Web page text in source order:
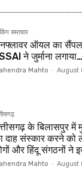
समाचार
ऑयल का
ने जुर्माना लगाया…
Mahto - August
के बिलासपुर में
दाह संस्कार करने को
और हिंदू संगठनों ने
Mahto - August